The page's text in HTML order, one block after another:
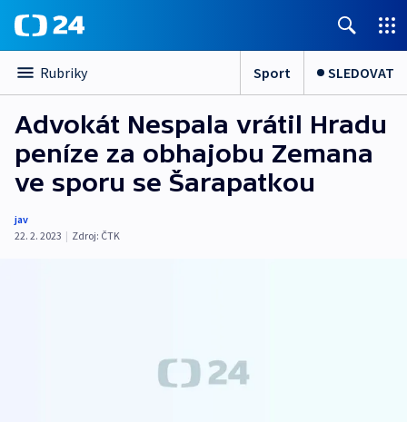
Rubriky Sport SLEDOVAT
Advokát Nespala vrátil Hradu
peníze za obhajobu Zemana
ve sporu se Šarapatkou
jav
22. 2. 2023 | Zdroj: ČTK